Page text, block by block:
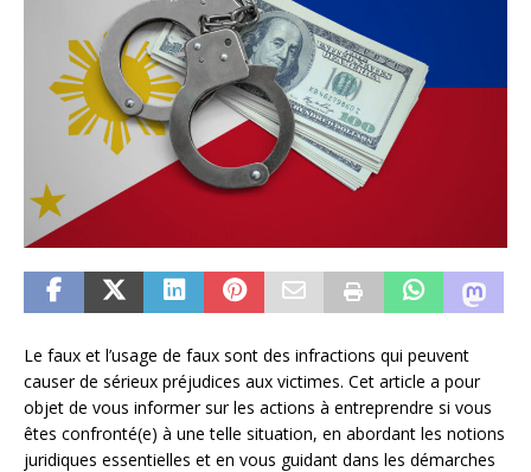
Le faux et l’usage de faux sont des infractions qui peuvent
causer de sérieux préjudices aux victimes. Cet article a pour
objet de vous informer sur les actions à entreprendre si vous
êtes confronté(e) à une telle situation, en abordant les notions
juridiques essentielles et en vous guidant dans les démarches